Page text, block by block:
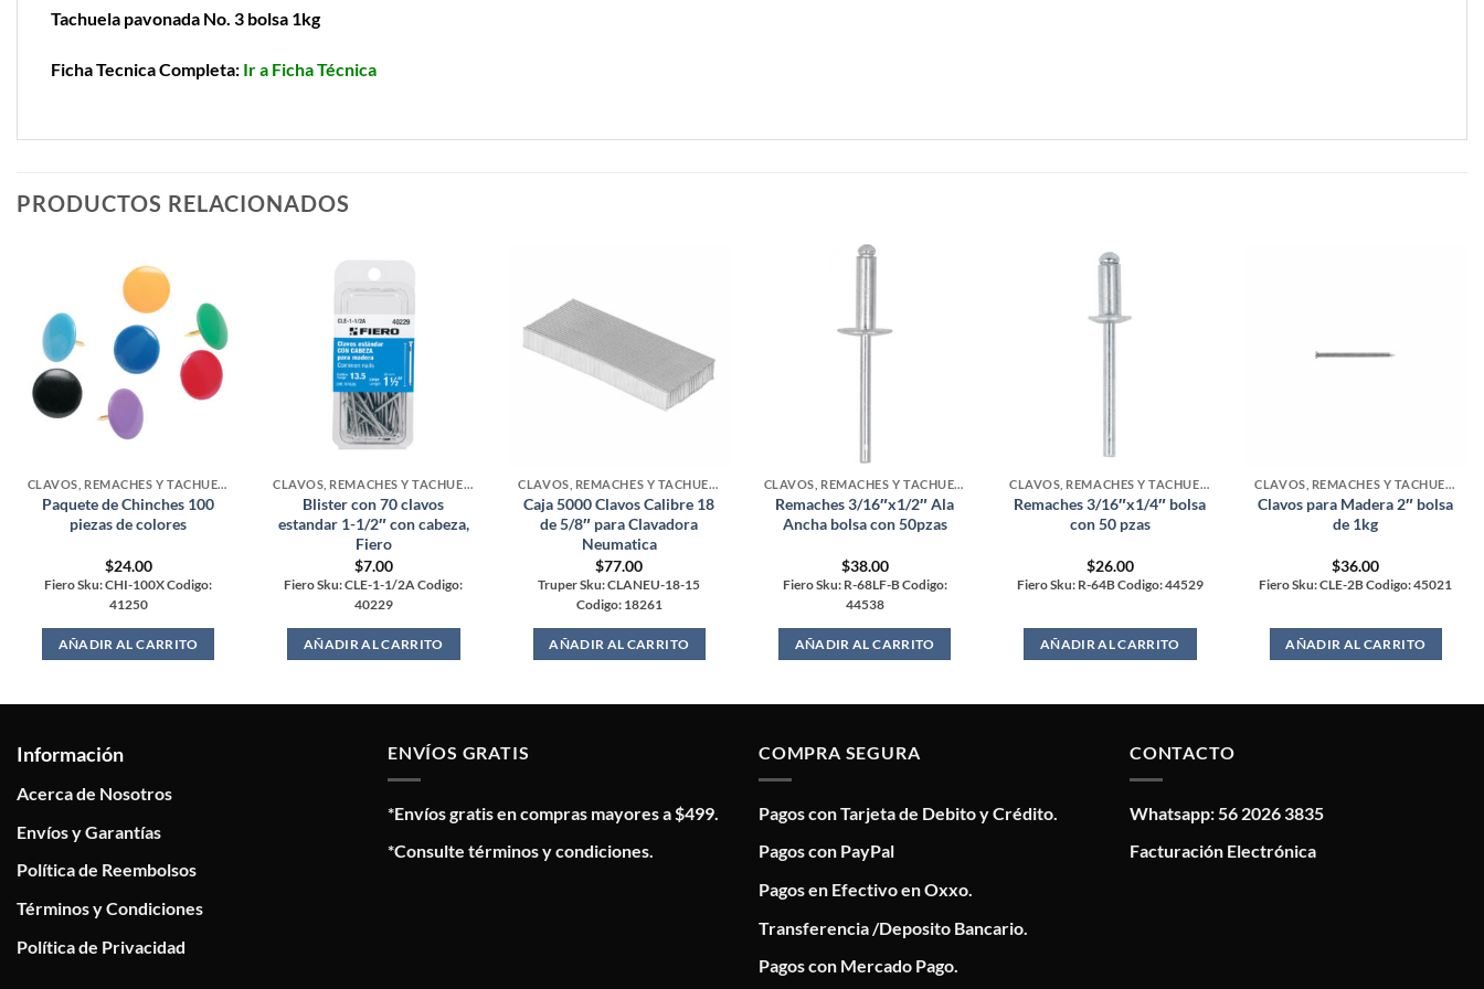
Tachuela pavonada No. 3 bolsa 1kg
Ficha Tecnica Completa: Ir a Ficha Técnica
PRODUCTOS RELACIONADOS
CLAVOS, REMACHES Y TACHUELAS
Paquete de Chinches 100
piezas de colores
$24.00
Fiero Sku: CHI-100X Codigo:
41250
AÑADIR AL CARRITO
CLAVOS, REMACHES Y TACHUELAS
Blister con 70 clavos
estandar 1-1/2″ con cabeza,
Fiero
$7.00
Fiero Sku: CLE-1-1/2A Codigo:
40229
AÑADIR AL CARRITO
CLAVOS, REMACHES Y TACHUELAS
Caja 5000 Clavos Calibre 18
de 5/8″ para Clavadora
Neumatica
$77.00
Truper Sku: CLANEU-18-15
Codigo: 18261
AÑADIR AL CARRITO
CLAVOS, REMACHES Y TACHUELAS
Remaches 3/16″x1/2″ Ala
Ancha bolsa con 50pzas
$38.00
Fiero Sku: R-68LF-B Codigo:
44538
AÑADIR AL CARRITO
CLAVOS, REMACHES Y TACHUELAS
Remaches 3/16″x1/4″ bolsa
con 50 pzas
$26.00
Fiero Sku: R-64B Codigo: 44529
AÑADIR AL CARRITO
CLAVOS, REMACHES Y TACHUELAS
Clavos para Madera 2″ bolsa
de 1kg
$36.00
Fiero Sku: CLE-2B Codigo: 45021
AÑADIR AL CARRITO
Información
Acerca de Nosotros
Envíos y Garantías
Política de Reembolsos
Términos y Condiciones
Política de Privacidad
ENVÍOS GRATIS
*Envíos gratis en compras mayores a $499.
*Consulte términos y condiciones.
COMPRA SEGURA
Pagos con Tarjeta de Debito y Crédito.
Pagos con PayPal
Pagos en Efectivo en Oxxo.
Transferencia /Deposito Bancario.
Pagos con Mercado Pago.
CONTACTO
Whatsapp: 56 2026 3835
Facturación Electrónica